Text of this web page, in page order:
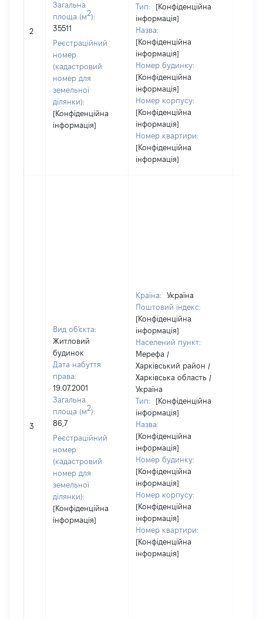
2
Загальна
площа (м2):
35511
Реєстраційний
номер
(кадастровий
номер для
земельної
ділянки):
[Конфіденційна
інформація]
Тип:
[Конфіденційна
інформація]
Назва:
[Конфіденційна
інформація]
Номер будинку:
[Конфіденційна
інформація]
Номер корпусу:
[Конфіденційна
інформація]
Номер квартири:
[Конфіденційна
інформація]
3
Вид об'єкта:
Житловий
будинок
Дата набуття
права:
19.07.2001
Загальна
площа (м2):
86,7
Реєстраційний
номер
(кадастровий
номер для
земельної
ділянки):
[Конфіденційна
інформація]
Країна:
Україна
Поштовий індекс:
[Конфіденційна
інформація]
Населений пункт:
Мерефа /
Харківський район /
Харківська область /
Україна
Тип:
[Конфіденційна
інформація]
Назва:
[Конфіденційна
інформація]
Номер будинку:
[Конфіденційна
інформація]
Номер корпусу:
[Конфіденційна
інформація]
Номер квартири:
[Конфіденційна
інформація]